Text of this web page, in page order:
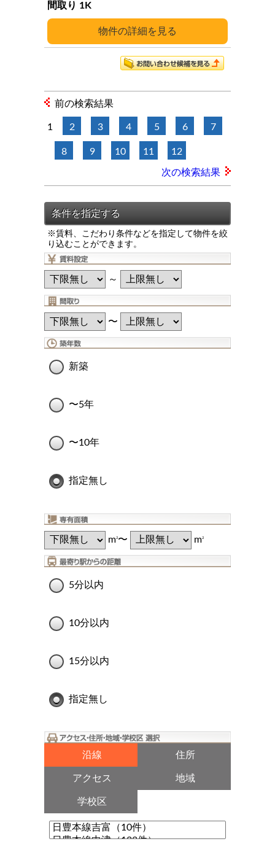
※賃料、こだわり条件などを指定して物件を絞
り込むことができます。
～
〜
新築
〜5年
〜10年
指定無し
m2〜 m2
5分以内
10分以内
15分以内
指定無し
沿線 住所
アクセス 地域
学校区
詳細
1K
前の検索結果
1 2 3 4 5 6 7
8 9 10 11 12
次の検索結果